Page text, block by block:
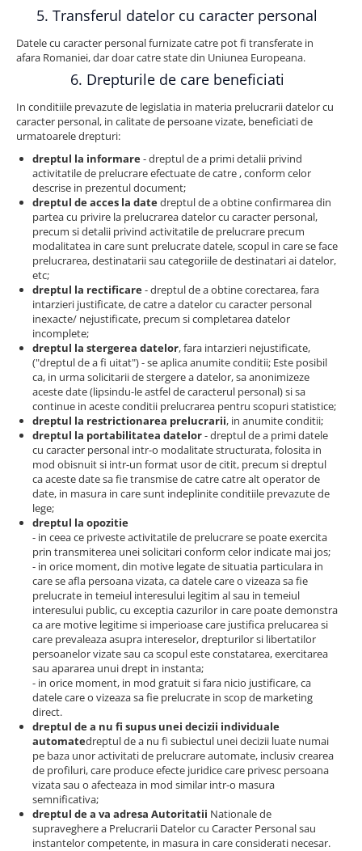
5. Transferul datelor cu caracter personal
Datele cu caracter personal furnizate catre pot fi transferate in
afara Romaniei, dar doar catre state din Uniunea Europeana.
6. Drepturile de care beneficiati
In conditiile prevazute de legislatia in materia prelucrarii datelor cu
caracter personal, in calitate de persoane vizate, beneficiati de
urmatoarele drepturi:
dreptul la informare- dreptul de a primi detalii privind
activitatile de prelucrare efectuate de catre , conform celor
descrise in prezentul document;
dreptul de acces la datedreptul de a obtine confirmarea din
partea cu privire la prelucrarea datelor cu caracter personal,
precum si detalii privind activitatile de prelucrare precum
modalitatea in care sunt prelucrate datele, scopul in care se face
prelucrarea, destinatarii sau categoriile de destinatari ai datelor,
etc;
dreptul la rectificare- dreptul de a obtine corectarea, fara
intarzieri justificate, de catre a datelor cu caracter personal
inexacte/ nejustificate, precum si completarea datelor
incomplete;
dreptul la stergerea datelor, fara intarzieri nejustificate,
("dreptul de a fi uitat") - se aplica anumite conditii; Este posibil
ca, in urma solicitarii de stergere a datelor, sa anonimizeze
aceste date (lipsindu-le astfel de caracterul personal) si sa
continue in aceste conditii prelucrarea pentru scopuri statistice;
dreptul la restrictionarea prelucrarii, in anumite conditii;
dreptul la portabilitatea datelor- dreptul de a primi datele
cu caracter personal intr-o modalitate structurata, folosita in
mod obisnuit si intr-un format usor de citit, precum si dreptul
ca aceste date sa fie transmise de catre catre alt operator de
date, in masura in care sunt indeplinite conditiile prevazute de
lege;
dreptul la opozitie
- in ceea ce priveste activitatile de prelucrare se poate exercita
prin transmiterea unei solicitari conform celor indicate mai jos;
- in orice moment, din motive legate de situatia particulara in
care se afla persoana vizata, ca datele care o vizeaza sa fie
prelucrate in temeiul interesului legitim al sau in temeiul
interesului public, cu exceptia cazurilor in care poate demonstra
ca are motive legitime si imperioase care justifica prelucarea si
care prevaleaza asupra intereselor, drepturilor si libertatilor
persoanelor vizate sau ca scopul este constatarea, exercitarea
sau apararea unui drept in instanta;
- in orice moment, in mod gratuit si fara nicio justificare, ca
datele care o vizeaza sa fie prelucrate in scop de marketing
direct.
dreptul de a nu fi supus unei decizii individuale
automatedreptul de a nu fi subiectul unei decizii luate numai
pe baza unor activitati de prelucrare automate, inclusiv crearea
de profiluri, care produce efecte juridice care privesc persoana
vizata sau o afecteaza in mod similar intr-o masura
semnificativa;
dreptul de a va adresa Autoritatii Nationale de
supraveghere a Prelucrarii Datelor cu Caracter Personal sau
instantelor competente, in masura in care considerati necesar.